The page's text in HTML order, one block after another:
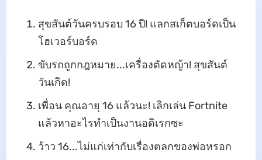
สุขสันต์วันครบรอบ 16 ปี! แลกสเก็ตบอร์ดเป็น
โฮเวอร์บอร์ด
ขับรถถูกกฎหมาย...เครื่องตัดหญ้า! สุขสันต์
วันเกิด!
เพื่อน คุณอายุ 16 แล้วนะ! เลิกเล่น Fortnite
แล้วหาอะไรทำเป็นงานอดิเรกซะ
ว้าว 16...ไม่แก่เท่ากับเรื่องตลกของพ่อหรอก